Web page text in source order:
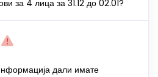
за 4 лица за 31.12 до 02.01?
дали имате